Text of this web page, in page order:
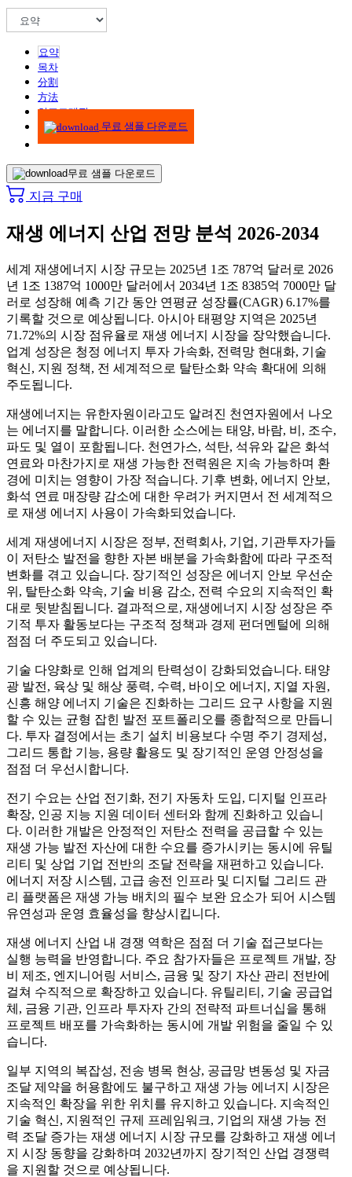
요약
목차
分割
方法
인포그래픽
무료 샘플 다운로드
무료 샘플 다운로드
지금 구매
재생 에너지 산업 전망 분석 2026-2034
세계 재생에너지 시장 규모는 2025년 1조 787억 달러로 2026
년 1조 1387억 1000만 달러에서 2034년 1조 8385억 7000만 달
러로 성장해 예측 기간 동안 연평균 성장률(CAGR) 6.17%를
기록할 것으로 예상됩니다. 아시아 태평양 지역은 2025년
71.72%의 시장 점유율로 재생 에너지 시장을 장악했습니다.
업계 성장은 청정 에너지 투자 가속화, 전력망 현대화, 기술
혁신, 지원 정책, 전 세계적으로 탈탄소화 약속 확대에 의해
주도됩니다.
재생에너지는 유한자원이라고도 알려진 천연자원에서 나오
는 에너지를 말합니다. 이러한 소스에는 태양, 바람, 비, 조수,
파도 및 열이 포함됩니다. 천연가스, 석탄, 석유와 같은 화석
연료와 마찬가지로 재생 가능한 전력원은 지속 가능하며 환
경에 미치는 영향이 가장 적습니다. 기후 변화, 에너지 안보,
화석 연료 매장량 감소에 대한 우려가 커지면서 전 세계적으
로 재생 에너지 사용이 가속화되었습니다.
세계 재생에너지 시장은 정부, 전력회사, 기업, 기관투자가들
이 저탄소 발전을 향한 자본 배분을 가속화함에 따라 구조적
변화를 겪고 있습니다. 장기적인 성장은 에너지 안보 우선순
위, 탈탄소화 약속, 기술 비용 감소, 전력 수요의 지속적인 확
대로 뒷받침됩니다. 결과적으로, 재생에너지 시장 성장은 주
기적 투자 활동보다는 구조적 정책과 경제 펀더멘털에 의해
점점 더 주도되고 있습니다.
기술 다양화로 인해 업계의 탄력성이 강화되었습니다. 태양
광 발전, 육상 및 해상 풍력, 수력, 바이오 에너지, 지열 자원,
신흥 해양 에너지 기술은 진화하는 그리드 요구 사항을 지원
할 수 있는 균형 잡힌 발전 포트폴리오를 종합적으로 만듭니
다. 투자 결정에서는 초기 설치 비용보다 수명 주기 경제성,
그리드 통합 기능, 용량 활용도 및 장기적인 운영 안정성을
점점 더 우선시합니다.
전기 수요는 산업 전기화, 전기 자동차 도입, 디지털 인프라
확장, 인공 지능 지원 데이터 센터와 함께 진화하고 있습니
다. 이러한 개발은 안정적인 저탄소 전력을 공급할 수 있는
재생 가능 발전 자산에 대한 수요를 증가시키는 동시에 유틸
리티 및 상업 기업 전반의 조달 전략을 재편하고 있습니다.
에너지 저장 시스템, 고급 송전 인프라 및 디지털 그리드 관
리 플랫폼은 재생 가능 배치의 필수 보완 요소가 되어 시스템
유연성과 운영 효율성을 향상시킵니다.
재생 에너지 산업 내 경쟁 역학은 점점 더 기술 접근보다는
실행 능력을 반영합니다. 주요 참가자들은 프로젝트 개발, 장
비 제조, 엔지니어링 서비스, 금융 및 장기 자산 관리 전반에
걸쳐 수직적으로 확장하고 있습니다. 유틸리티, 기술 공급업
체, 금융 기관, 인프라 투자자 간의 전략적 파트너십을 통해
프로젝트 배포를 가속화하는 동시에 개발 위험을 줄일 수 있
습니다.
일부 지역의 복잡성, 전송 병목 현상, 공급망 변동성 및 자금
조달 제약을 허용함에도 불구하고 재생 가능 에너지 시장은
지속적인 확장을 위한 위치를 유지하고 있습니다. 지속적인
기술 혁신, 지원적인 규제 프레임워크, 기업의 재생 가능 전
력 조달 증가는 재생 에너지 시장 규모를 강화하고 재생 에너
지 시장 동향을 강화하며 2032년까지 장기적인 산업 경쟁력
을 지원할 것으로 예상됩니다.